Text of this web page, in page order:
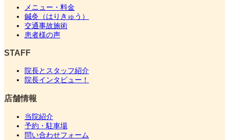
メニュー・料金
鍼灸（はりきゅう）
交通事故施術
患者様の声
STAFF
院長とスタッフ紹介
院長インタビュー！
店舗情報
当院紹介
予約・駐車場
問い合わせフォーム